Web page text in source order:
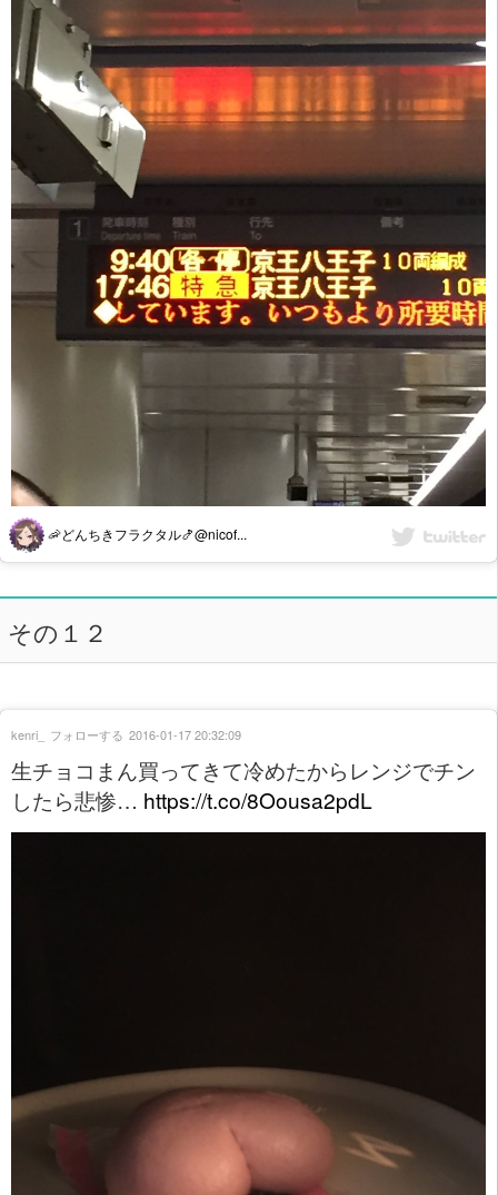
🦐どんちきフラクタル🍤@nicof...
その１２
生チョコまん買ってきて冷めたからレンジでチン
したら悲惨… https://t.co/8Oousa2pdL
kenri_ フォローする 2016-01-17 20:32:09